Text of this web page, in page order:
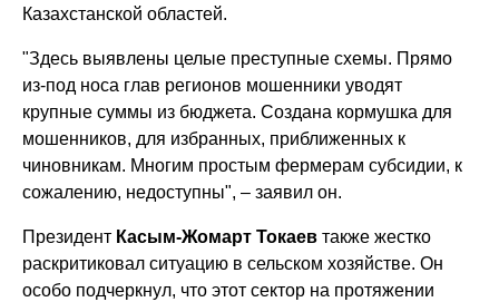
Казахстанской областей.
"Здесь выявлены целые преступные схемы. Прямо
из-под носа глав регионов мошенники уводят
крупные суммы из бюджета. Создана кормушка для
мошенников, для избранных, приближенных к
чиновникам. Многим простым фермерам субсидии, к
сожалению, недоступны", – заявил он.
Президент Касым-Жомарт Токаев также жестко
раскритиковал ситуацию в сельском хозяйстве. Он
особо подчеркнул, что этот сектор на протяжении